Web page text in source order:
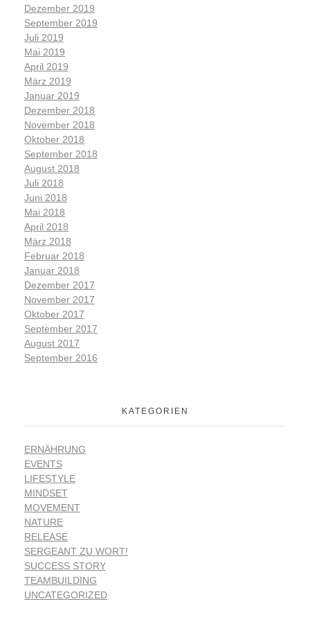
Dezember 2019
September 2019
Juli 2019
Mai 2019
April 2019
März 2019
Januar 2019
Dezember 2018
November 2018
Oktober 2018
September 2018
August 2018
Juli 2018
Juni 2018
Mai 2018
April 2018
März 2018
Februar 2018
Januar 2018
Dezember 2017
November 2017
Oktober 2017
September 2017
August 2017
September 2016
KATEGORIEN
ERNÄHRUNG
EVENTS
LIFESTYLE
MINDSET
MOVEMENT
NATURE
RELEASE
SERGEANT ZU WORT!
SUCCESS STORY
TEAMBUILDING
UNCATEGORIZED